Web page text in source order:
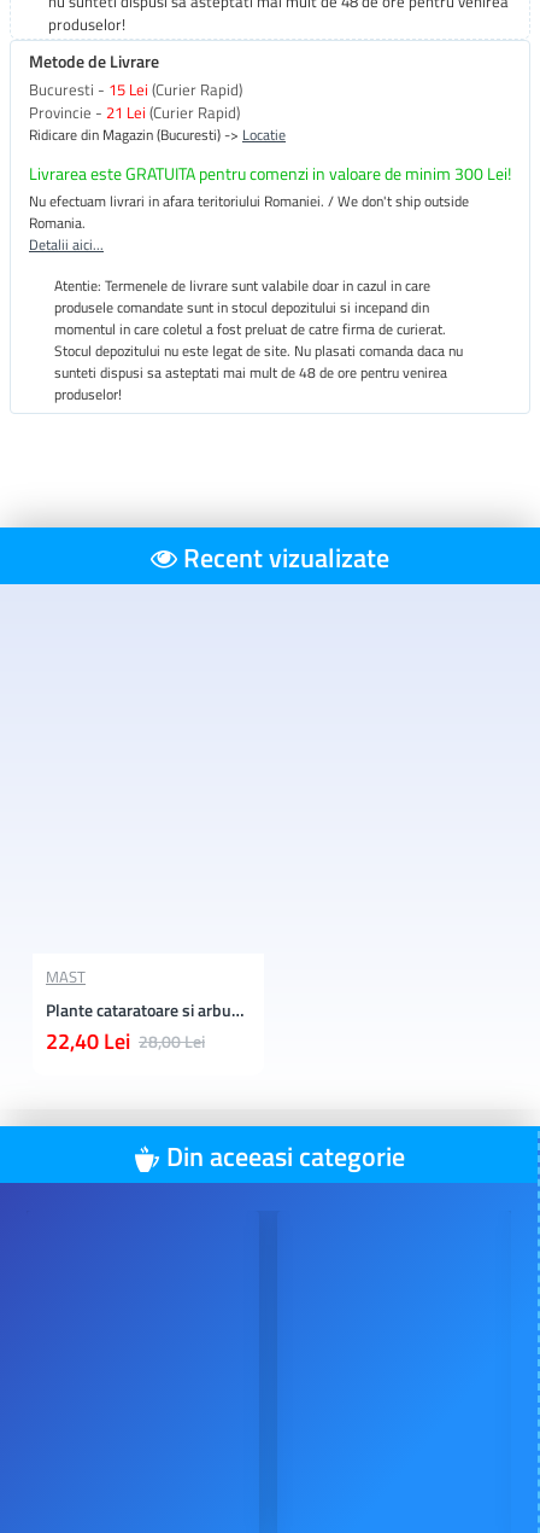
Metode de Livrare
Bucuresti - 15 Lei (Curier Rapid)
Provincie - 21 Lei (Curier Rapid)
Ridicare din Magazin (Bucuresti) -> Locatie
Livrarea este GRATUITA pentru comenzi in valoare de minim 300 Lei!
Nu efectuam livrari in afara teritoriului Romaniei. / We don't ship outside
Romania.
Detalii aici...
Atentie: Termenele de livrare sunt valabile doar in cazul in care
produsele comandate sunt in stocul depozitului si incepand din
momentul in care coletul a fost preluat de catre firma de curierat.
Stocul depozitului nu este legat de site. Nu plasati comanda daca nu
sunteti dispusi sa asteptati mai mult de 48 de ore pentru venirea
produselor!
produselor!
Recent vizualizate
MAST
Plante cataratoare si arbusti murali
22,40 Lei 28,00 Lei
Din aceeasi categorie